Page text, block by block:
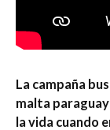
La campaña
malta
la vida cuando